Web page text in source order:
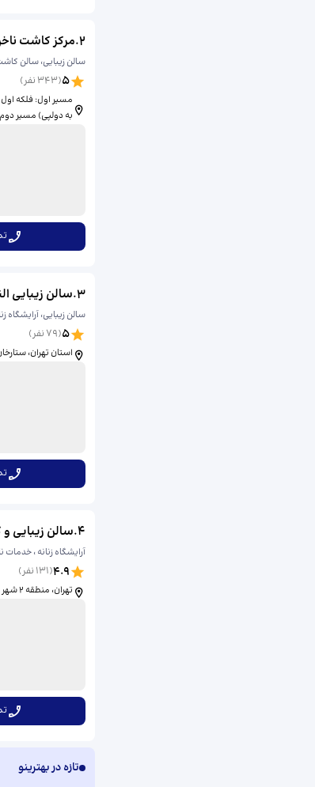
2
.مرکز کاشت
سالن زیبایی، سالن
5
(
343 نفر)
مسیر اول: فلکه اول
به دولپی) مسیر
3
.سالن زیبایی
سالن زیبایی، آرایشگاه
5
(
79 نفر)
استان تهران، ستارخان
4
.سالن زیبایی
آرایشگاه زنانه ،
4.9
(
131 نفر)
تهران، منطقه ۲ شهر تهران، شهرآرا - پاتریس، باقرخان غربی
تازه در بهترینو